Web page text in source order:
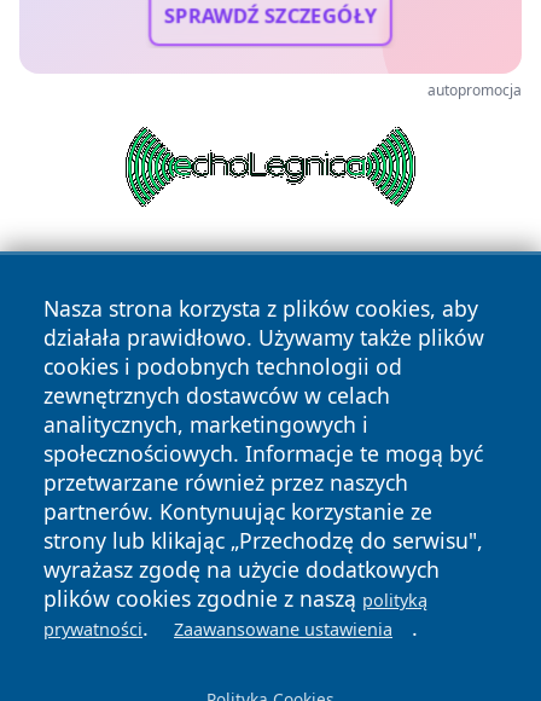
SPRAWDŹ SZCZEGÓŁY
autopromocja
Nasza strona korzysta z plików cookies, aby
działała prawidłowo. Używamy także plików
cookies i podobnych technologii od
zewnętrznych dostawców w celach
analitycznych, marketingowych i
społecznościowych. Informacje te mogą być
przetwarzane również przez naszych
partnerów. Kontynuując korzystanie ze
strony lub klikając „Przechodzę do serwisu",
wyrażasz zgodę na użycie dodatkowych
plików cookies zgodnie z naszą polityką
prywatności. Zaawansowane ustawienia .
Copyright © 2026 przemyslonline.pl Wszystkie prawa
zastrzeżone.
News Autorzy
Polityka
Prywatności
Polityka
Cookies